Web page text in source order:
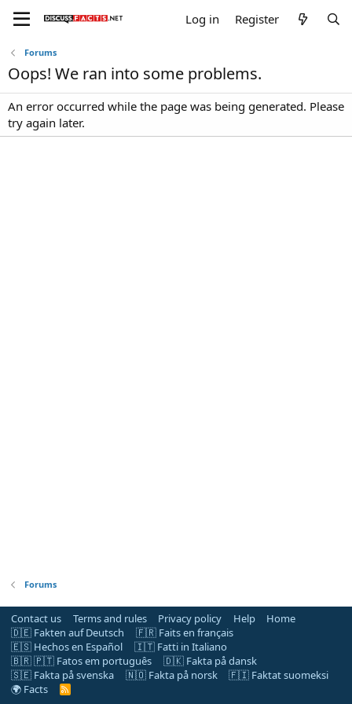
Log in Register
Forums
Oops! We ran into some problems.
An error occurred while the page was being generated. Please
try again later.
Forums
Contact us Terms and rules Privacy policy Help
Home
🇩🇪 Fakten auf Deutsch
🇫🇷 Faits en français
🇪🇸 Hechos en Español
🇮🇹 Fatti in Italiano
🇧🇷 🇵🇹 Fatos em português
🇩🇰 Fakta på dansk
🇸🇪 Fakta på svenska
🇳🇴 Fakta på norsk
🇫🇮 Faktat suomeksi
🌍 Facts
R